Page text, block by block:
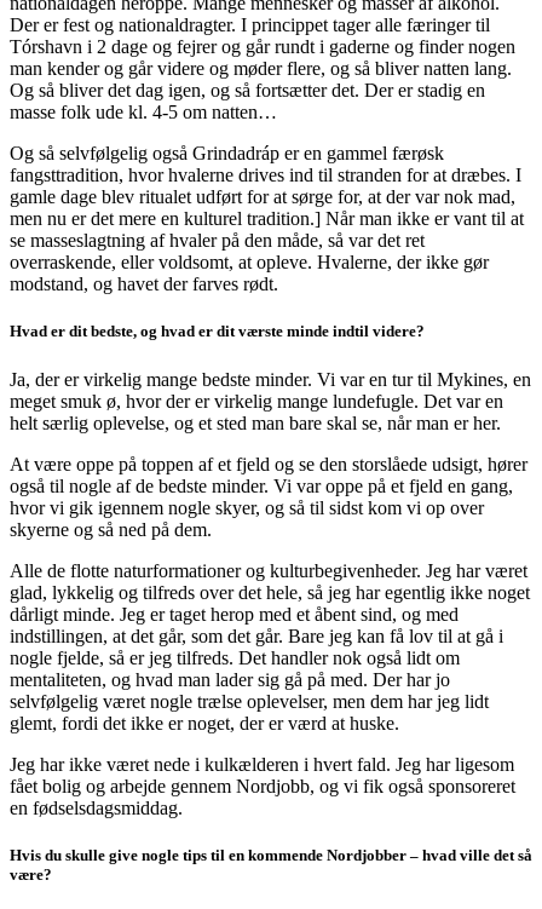
Der er fest og nationaldragter. I princippet tager alle færinger til
Tórshavn i 2 dage og fejrer og går rundt i gaderne og finder nogen
man kender og går videre og møder flere, og så bliver natten lang.
Og så bliver det dag igen, og så fortsætter det. Der er stadig en
masse folk ude kl. 4-5 om natten…
Og så selvfølgelig også Grindadráp er en gammel færøsk
fangsttradition, hvor hvalerne drives ind til stranden for at dræbes. I
gamle dage blev ritualet udført for at sørge for, at der var nok mad,
men nu er det mere en kulturel tradition.] Når man ikke er vant til at
se masseslagtning af hvaler på den måde, så var det ret
overraskende, eller voldsomt, at opleve. Hvalerne, der ikke gør
modstand, og havet der farves rødt.
Hvad er dit bedste, og hvad er dit værste minde indtil videre?
Ja, der er virkelig mange bedste minder. Vi var en tur til Mykines, en
meget smuk ø, hvor der er virkelig mange lundefugle. Det var en
helt særlig oplevelse, og et sted man bare skal se, når man er her.
At være oppe på toppen af et fjeld og se den storslåede udsigt, hører
også til nogle af de bedste minder. Vi var oppe på et fjeld en gang,
hvor vi gik igennem nogle skyer, og så til sidst kom vi op over
skyerne og så ned på dem.
Alle de flotte naturformationer og kulturbegivenheder. Jeg har været
glad, lykkelig og tilfreds over det hele, så jeg har egentlig ikke noget
dårligt minde. Jeg er taget herop med et åbent sind, og med
indstillingen, at det går, som det går. Bare jeg kan få lov til at gå i
nogle fjelde, så er jeg tilfreds. Det handler nok også lidt om
mentaliteten, og hvad man lader sig gå på med. Der har jo
selvfølgelig været nogle trælse oplevelser, men dem har jeg lidt
glemt, fordi det ikke er noget, der er værd at huske.
Jeg har ikke været nede i kulkælderen i hvert fald. Jeg har ligesom
fået bolig og arbejde gennem Nordjobb, og vi fik også sponsoreret
en fødselsdagsmiddag.
Hvis du skulle give nogle tips til en kommende Nordjobber – hvad ville det så
være?